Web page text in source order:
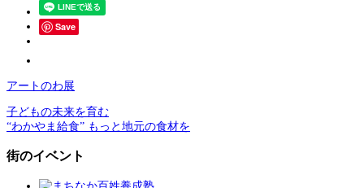
Save
アートのわ展
子どもの未来を育む
“わかやま給食” もっと地元の食材を
街のイベント